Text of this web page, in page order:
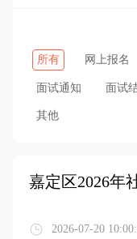
所有 网上报名
面试通知 面试
其他
嘉定区2026年
2026-07-20